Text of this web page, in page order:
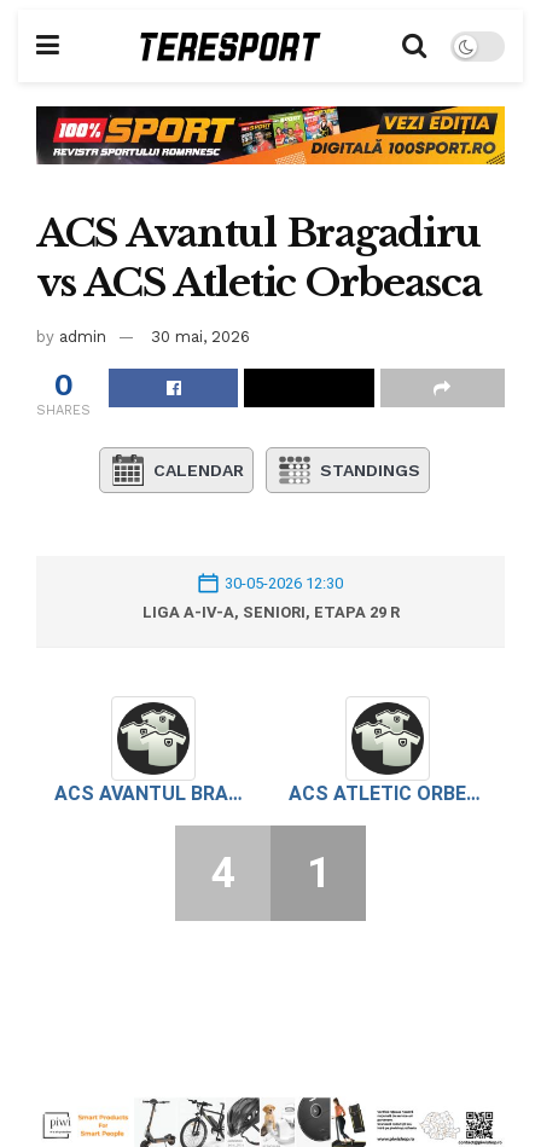
ACS Avantul Bragadiru
vs ACS Atletic Orbeasca
by admin 30 mai, 2026
0
SHARES
CALENDAR STANDINGS
30-05-2026 12:30
LIGA A-IV-A, SENIORI, ETAPA 29 R
ACS AVANTUL BRAGADIRU ACS ATLETIC ORBEASCA
4 1